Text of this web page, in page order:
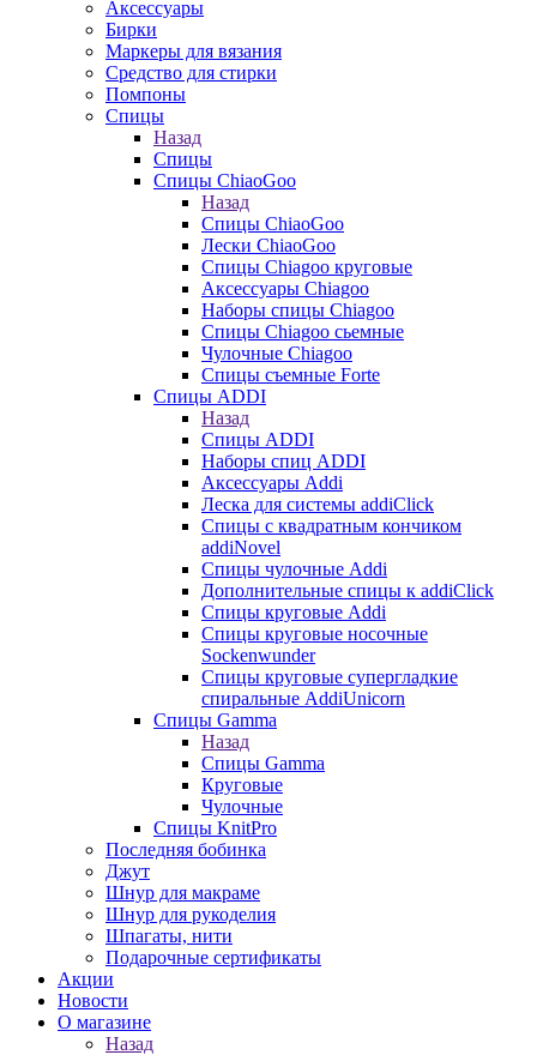
Аксессуары
Бирки
Маркеры для вязания
Средство для стирки
Помпоны
Спицы
Назад
Спицы
Спицы ChiaoGoo
Назад
Спицы ChiaoGoo
Лески ChiaoGoo
Cпицы Сhiagoo круговые
Аксессуары Chiagoo
Наборы спицы Chiagoo
Спицы Chiagoo сьемные
Чулочные Chiagoo
Спицы съемные Forte
Спицы ADDI
Назад
Спицы ADDI
Наборы спиц ADDI
Аксессуары Addi
Леска для системы addiClick
Спицы с квадратным кончиком
addiNovel
Спицы чулочные Addi
Дополнительные спицы к addiClick
Спицы круговые Addi
Спицы круговые носочные
Sockenwunder
Спицы круговые супергладкие
спиральные AddiUnicorn
Спицы Gamma
Назад
Спицы Gamma
Круговые
Чулочные
Спицы KnitPro
Последняя бобинка
Джут
Шнур для макраме
Шнур для рукоделия
Шпагаты, нити
Подарочные сертификаты
Акции
Новости
О магазине
Назад